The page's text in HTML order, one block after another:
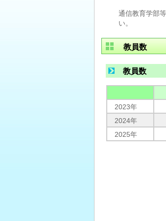
通信教育学部
い。
教員数
教員数
2023年
2024年
2025年